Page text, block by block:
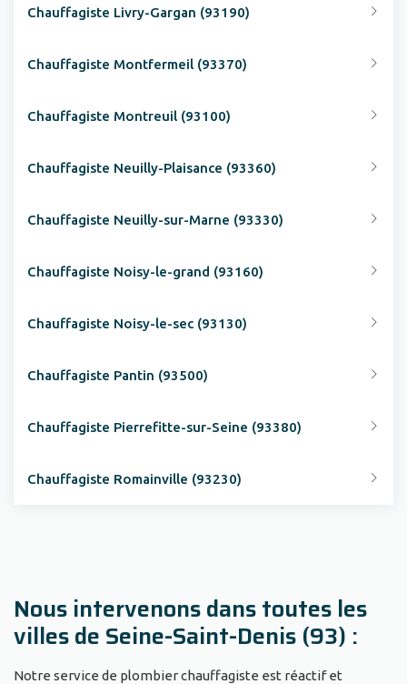
Chauffagiste Livry-Gargan (93190)
Chauffagiste Montfermeil (93370)
Chauffagiste Montreuil (93100)
Chauffagiste Neuilly-Plaisance (93360)
Chauffagiste Neuilly-sur-Marne (93330)
Chauffagiste Noisy-le-grand (93160)
Chauffagiste Noisy-le-sec (93130)
Chauffagiste Pantin (93500)
Chauffagiste Pierrefitte-sur-Seine (93380)
Chauffagiste Romainville (93230)
Nous intervenons dans toutes les
villes de Seine-Saint-Denis (93) :
Notre service de plombier chauffagiste est réactif et